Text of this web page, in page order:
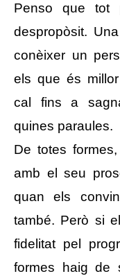
Penso que tot
despropòsit.
conèixer un
els que és
cal fins a
quines paraules.
De totes
amb el seu
quan els
també. Però si
fidelitat pel
formes haig de